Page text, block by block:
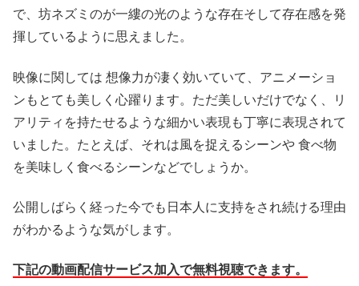
で、坊ネズミのが一縷の光のような存在そして存在感を発
揮しているように思えました。
映像に関しては 想像力が凄く効いていて、アニメーショ
ンもとても美しく心躍ります。ただ美しいだけでなく、リ
アリティを持たせるような細かい表現も丁寧に表現されて
いました。たとえば、それは風を捉えるシーンや 食べ物
を美味しく食べるシーンなどでしょうか。
公開しばらく経った今でも日本人に支持をされ続ける理由
がわかるような気がします。
下記の動画配信サービス加入で無料視聴できます。